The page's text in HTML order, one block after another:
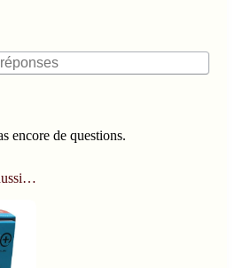
encore de questions.